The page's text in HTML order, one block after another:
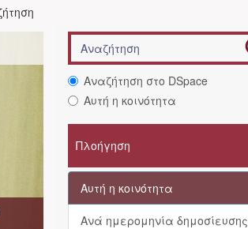
Αναζήτηση στο DSpace
Αυτή η κοινότητα
Πλοήγηση
Αυτή η κοινότητα
Ανά ημερομηνία δημοσίευσης